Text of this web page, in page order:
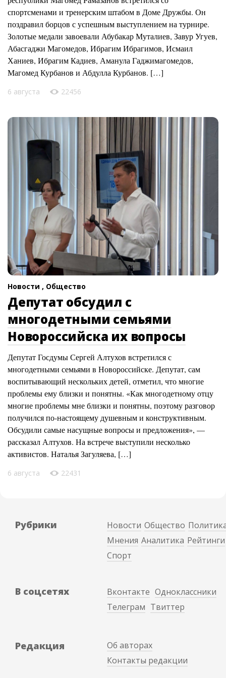
спортсменами и тренерским штабом в Доме Дружбы. Он
поздравил борцов с успешным выступлением на турнире.
Золотые медали завоевали Абубакар Муталиев, Завур Угуев,
Абасгаджи Магомедов, Ибрагим Ибрагимов, Исмаил
Ханиев, Ибрагим Кадиев, Аманула Гаджимагомедов,
Магомед Курбанов и Абдулла Курбанов. […]
6 августа 22456
Новости , Общество
Депутат обсудил с
многодетными семьями
Новороссийска их вопросы
Депутат Госдумы Сергей Алтухов встретился с
многодетными семьями в Новороссийске. Депутат, сам
воспитывающий нескольких детей, отметил, что многие
проблемы ему близки и понятны. «Как многодетному отцу
многие проблемы мне близки и понятны, поэтому разговор
получился по-настоящему душевным и конструктивным.
Обсудили самые насущные вопросы и предложения», —
рассказал Алтухов. На встрече выступили несколько
активистов. Наталья Загуляева, […]
6 августа 22431
Рубрики Новости Общество
Мнения Аналитика Рейтинги
Спорт
В соцсетях Вконтакте Одноклассники
Телеграм Твиттер
Редакция
Об авторах
Контакты редакции